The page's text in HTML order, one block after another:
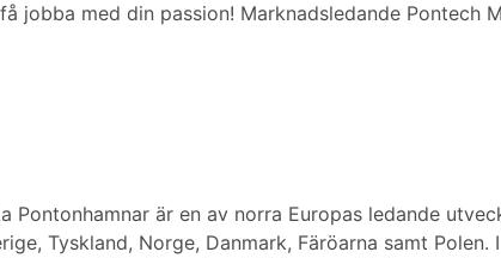
jobba med din passion! Marknadsledande Pontech
Pontonhamnar är en av norra Europas ledande
Tyskland, Norge, Danmark, Färöarna samt